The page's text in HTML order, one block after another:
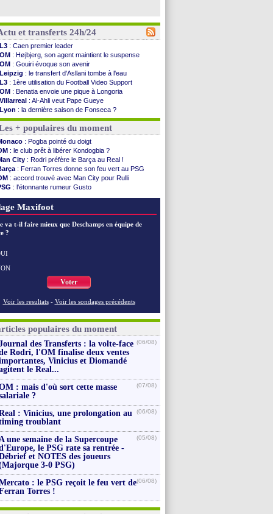
et transferts 24h/24
L3 : Caen premier leader
OM : Højbjerg, son agent maintient le suspense
OM : Gouiri évoque son avenir
Leipzig : le transfert d'Asllani tombe à l'eau
L3 : 1ère utilisation du Football Video Support
OM : Benatia envoie une pique à Longoria
Villarreal : Al-Ahli veut Pape Gueye
Lyon : la dernière saison de Fonseca ?
OM: un nouveau prétendant pour Højbjerg
Brest: un gardien norvégien en approche ?
OM: McCourt a versé 120 M€ en 2026
PSG: 4 retours dans le groupe face à Man Utd ...
Nice: Kevin Carlos va partir en Italie
L1: prison avec sursis requis contre un arbitre
Leganés: c'est signé pour Luca Zidane (off.)
Atletico: Ruggeri en route pour Aston Villa
Monaco: Filipe Luis soutient Biereth
PSG : Nsoki va signer en Croatie
Real: Mastantuono prêté à la Fiorentina (off.)
Man City
Palace
+ populaires du moment
: Pogba pointé du doigt
: le club prêt à libérer Kondogbia ?
City : Rodri préfère le Barça au Real !
: Ferran Torres donne son feu vert au PSG
: accord trouvé avec Man City pour Rulli
: l'étonnante rumeur Gusto
: Owori battu à mort à Kampala
Maxifoot
va t-il faire mieux que Deschamps en équipe de
?
Voter
Voir les resultats - Voir les sondages précédents
populaires du moment
des Transferts : la volte-face
Rodri, l'OM finalise deux ventes
Vinicius et Diomandé
le Real...
(06/08)
: mais d'où sort cette masse
?
(07/08)
: Vinicius, une prolongation au
troublant
(06/08)
une semaine de la Supercoupe
le PSG rate sa rentrée -
et NOTES des joueurs
3-0 PSG)
(05/08)
: le PSG reçoit le feu vert de
Torres !
(06/08)